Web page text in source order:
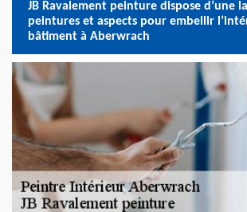
JB Ravalement peinture dispose d’une
peintures et aspects pour embellir
bâtiment à Aberwrach